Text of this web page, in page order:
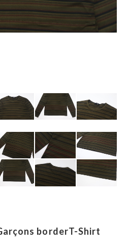
borderT-Shirt